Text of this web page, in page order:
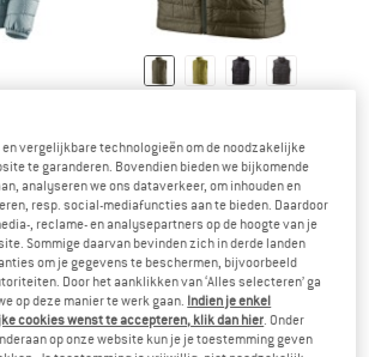
(27)
Synthetische bodywarmer
€ 169,95vanaf € 96,87
4,8(78)
vergelijkbare technologieën om de noodzakelijke
te garanderen. Bovendien bieden we bijkomende
analyseren we ons dataverkeer, om inhouden en
resp. social-mediafuncties aan te bieden. Daardoor
, reclame- en analysepartners op de hoogte van je
Sommige daarvan bevinden zich in derde landen
om je gegevens te beschermen, bijvoorbeeld
Door het aanklikken van ‘Alles selecteren’ ga
op deze manier te werk gaan. Indien je enkel
cookies wenst te accepteren, klik dan hier. Onder
op onze website kun je je toestemming geven